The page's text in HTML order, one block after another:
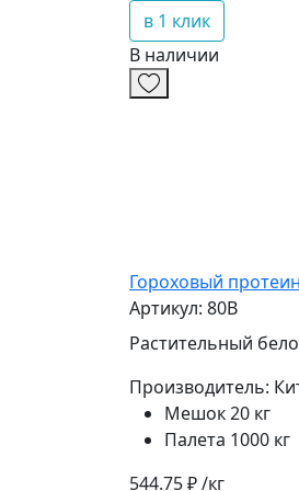
в 1 клик
В наличии
Гороховый
Артикул: 80B
Растительный
Производитель:
Мешок 20 кг
Палета 1000 кг
544.75 ₽ /кг